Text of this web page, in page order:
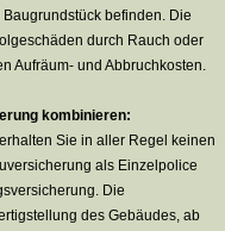
befinden. Die
durch Rauch oder
Aufräum- und Abbruchkosten.
kombinieren:
Sie in aller Regel keinen
als Einzelpolice
Die
des Gebäudes, ab